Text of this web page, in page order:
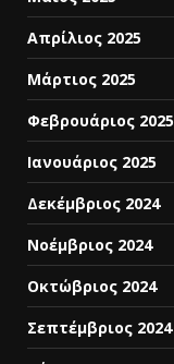
Απρίλιος 2025
Μάρτιος 2025
Φεβρουάριος 2025
Ιανουάριος 2025
Δεκέμβριος 2024
Νοέμβριος 2024
Οκτώβριος 2024
Σεπτέμβριος 2024